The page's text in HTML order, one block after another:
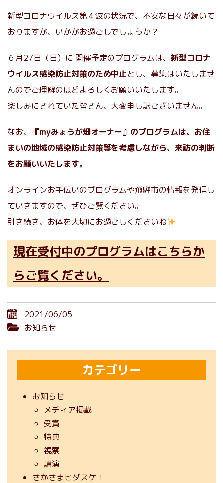
新型コロナウイルス第４波の状況で、不安な日々が続いて
おりますが、いかがお過ごしでしょうか？
６月27日（日）に 開催予定のプログラムは、 新型コロナ
ウイルス感染防止対策のため中止とし、募集はいたしませ
んのでご理解のほどよろしくお願いいたします。
楽しみにされていた皆さん、大変申し訳ございません。
なお、
『myみょうが畑オーナー』のプログラムは、お住
まいの地域の感染防止対策等を考慮しながら、来訪の判断
をお願いいたします。
オンラインお手伝いのプログラムや飛騨市の情報を発信し
ていきますので、ぜひご覧ください。
引き続き、お体を大切にお過ごしくださいね
現在受付中のプログラムはこちらか
らご覧ください。
2021/06/05
お知らせ
カテゴリー
お知らせ
メディア掲載
受賞
特典
視察
講演
さかさまヒダスケ！